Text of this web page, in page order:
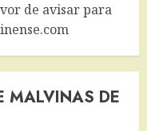
de avisar para
MALVINAS DE